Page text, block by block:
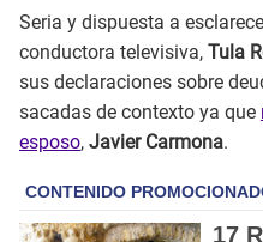
Seria y dispuesta a
conductora televisiva, Tula
sus declaraciones sobre
sacadas de contexto ya que
esposo, Javier Carmona.